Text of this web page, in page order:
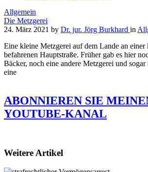
Allgemein
Die Metzgerei
24. März 2021 by Dr. jur. Jörg Burkhard in
Eine kleine Metzgerei auf dem Lande an einer
befahrenen Hauptstraße. Früher gab es hier
Bäcker, noch eine andere Metzgerei und
eine
ABONNIEREN SIE
YOUTUBE-KANAL
Weitere Artikel